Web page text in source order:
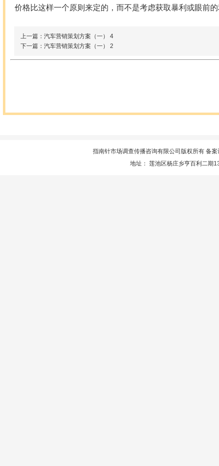
价格比这样一个原则来定的，而不是考虑获取暴利或眼前
上一篇：汽车营销策划方案（一） 4
下一篇：汽车营销策划方案（一） 2
指南针市场调查传播咨询有限公司版权所有 备案
地址： 莲池区杨庄乡亨百利二